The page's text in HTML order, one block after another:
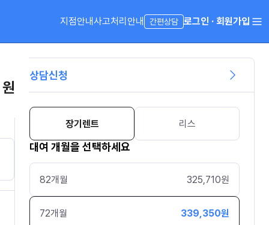
지점안내사고처리안내 간편상담 로그인 · 회원가입
상담신청
장기렌트 리스
대여 개월을 선택하세요
82개월 325,710원
72개월 339,350원